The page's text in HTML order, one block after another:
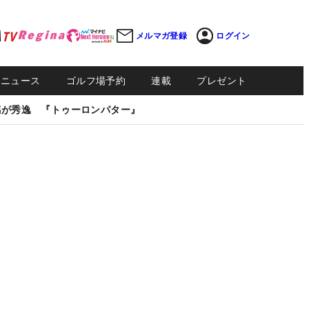
メルマガ登録 ログイン
ュース ゴルフ場予約 連載 プレゼント
秀逸 『トゥーロンパター』